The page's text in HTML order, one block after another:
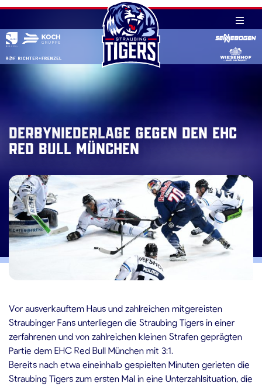
Skip
content
Derbyniederlage gegen den EHC
Red Bull München
Vor ausverkauftem Haus und zahlreichen mitgereisten
Straubinger Fans unterliegen die Straubing Tigers in einer
zerfahrenen und von zahlreichen kleinen Strafen geprägten
Partie dem EHC Red Bull München mit 3:1.
Bereits nach etwa eineinhalb gespielten Minuten gerieten die
Straubing Tigers zum ersten Mal in eine Unterzahlsituation, die